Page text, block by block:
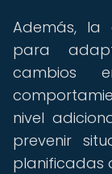
Además, la
para
cambios
nivel
prevenir
planificadas